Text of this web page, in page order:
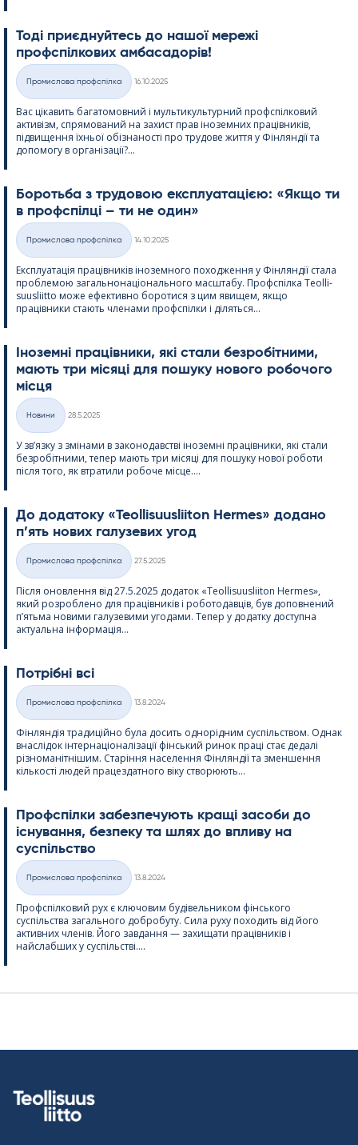
Тоді приєднуйтесь до нашої мережі
профспілкових амбасадорів!
Категорії
Промислова профспілка
16.10.2025
Вас цікавить багатомовний і мультикультурний профспілковий
активізм, спрямований на захист прав іноземних працівників,
підвищення їхньої обізнаності про трудове життя у Фінляндії та
допомогу в організації?...
Боротьба з трудовою експлуатацією: «Якщо ти
в профспілці – ти не один»
Категорії
Промислова профспілка
14.10.2025
Експлуатація працівників іноземного походження у Фінляндії стала
проблемою загальнонаціонального масштабу. Профспілка Teol­li­
suus­liitto може ефективно боротися з цим явищем, якщо
працівники стають членами профспілки і діляться...
Іноземні працівники, які стали безробітними,
мають три місяці для пошуку нового робочого
місця
Категорії
Новини
28.5.2025
У зв’язку з змінами в законодавстві іноземні працівники, які стали
безробітними, тепер мають три місяці для пошуку нової роботи
після того, як втратили робоче місце....
До додатоку «Teol­li­suus­lii­ton Her­mes» додано
п’ять нових галузевих угод
Категорії
Промислова профспілка
27.5.2025
Після оновлення від 27.5.2025 додаток «Teol­li­suus­lii­ton Her­mes»,
який розроблено для працівників і роботодавців, був доповнений
п’ятьма новими галузевими угодами. Тепер у додатку доступна
актуальна інформація...
Потрібні всі
Категорії
Промислова профспілка
13.8.2024
Фінляндія традиційно була досить однорідним суспільством. Однак
внаслідок інтернаціоналізації фінський ринок праці стає дедалі
різноманітнішим. Старіння населення Фінляндії та зменшення
кількості людей працездатного віку створюють...
Профспілки забезпечують кращі засоби до
існування, безпеку та шлях до впливу на
суспільство
Категорії
Промислова профспілка
13.8.2024
Профспілковий рух є ключовим будівельником фінського
суспільства загального добробуту. Сила руху походить від його
активних членів. Його завдання — захищати працівників і
найслабших у суспільстві....